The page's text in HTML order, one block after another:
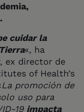
cuidar la
«, ha
ex director de
of Health’s
La promoción de
uso para
19 impacta